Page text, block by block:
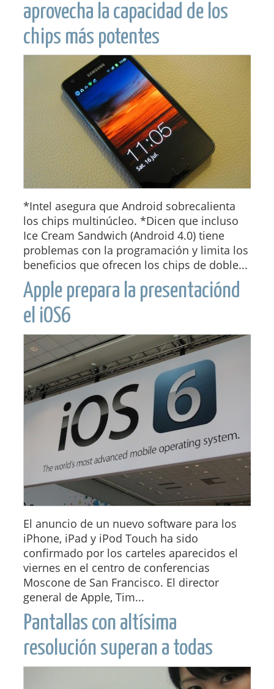
aprovecha la capacidad de los
chips más potentes
*Intel asegura que Android sobrecalienta
los chips multinúcleo. *Dicen que incluso
Ice Cream Sandwich (Android 4.0) tiene
problemas con la programación y limita los
beneficios que ofrecen los chips de doble...
Apple prepara la presentaciónd
el iOS6
El anuncio de un nuevo software para los
iPhone, iPad y iPod Touch ha sido
confirmado por los carteles aparecidos el
viernes en el centro de conferencias
Moscone de San Francisco. El director
general de Apple, Tim...
Pantallas con altísima
resolución superan a todas